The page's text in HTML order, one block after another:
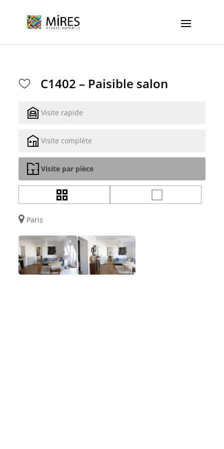
C1402 – Paisible salon
Visite rapide
Visite complète
Visite par pièce
Paris